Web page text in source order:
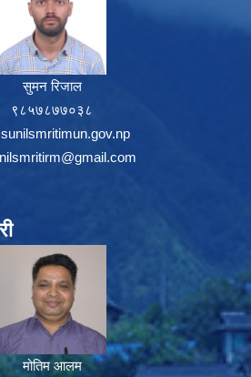
सुमन रिजाल
९८५७८७७०३८
मोतिम आलम